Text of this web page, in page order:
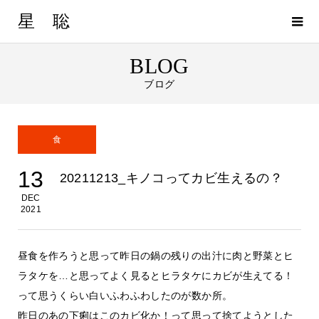
星 聡
BLOG
ブログ
食
13
DEC
2021
20211213_キノコってカビ生えるの？
昼食を作ろうと思って昨日の鍋の残りの出汁に肉と野菜とヒ
ラタケを…と思ってよく見るとヒラタケにカビが生えてる！
って思うくらい白いふわふわしたのが数か所。
昨日のあの下痢はこのカビ化か！って思って捨てようとした